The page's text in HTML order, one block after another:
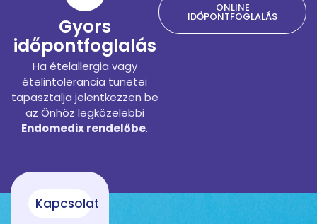
Gyors
időpontfoglalás
Ha ételallergia vagy
ételintolerancia tünetei
tapasztalja jelentkezzen be
az Önhöz legközelebbi
Endomedix rendelőbe.
ONLINE
IDŐPONTFOGLALÁS
Kapcsolat